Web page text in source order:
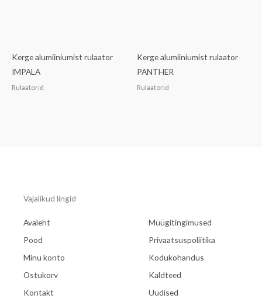
Kerge alumiiniumist rulaator
IMPALA
Rulaatorid
Kerge alumiiniumist rulaator
PANTHER
Rulaatorid
Vajalikud lingid
Avaleht
Pood
Minu konto
Ostukorv
Kontakt
Müügitingimused
Privaatsuspoliitika
Kodukohandus
Kaldteed
Uudised